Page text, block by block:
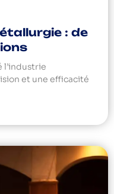
: de
l’industrie
et une efficacité